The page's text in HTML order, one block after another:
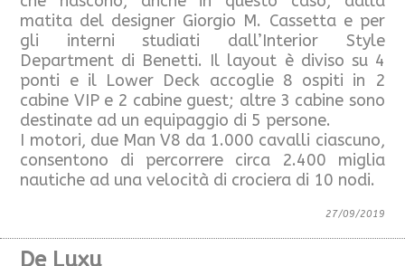
matita del designer Giorgio M. Cassetta e per
gli interni studiati dall’Interior Style
Department di Benetti. Il layout è diviso su 4
ponti e il Lower Deck accoglie 8 ospiti in 2
cabine VIP e 2 cabine guest; altre 3 cabine sono
destinate ad un equipaggio di 5 persone.
I motori, due Man V8 da 1.000 cavalli ciascuno,
consentono di percorrere circa 2.400 miglia
nautiche ad una velocità di crociera di 10 nodi.
27/09/2019
De Luxu